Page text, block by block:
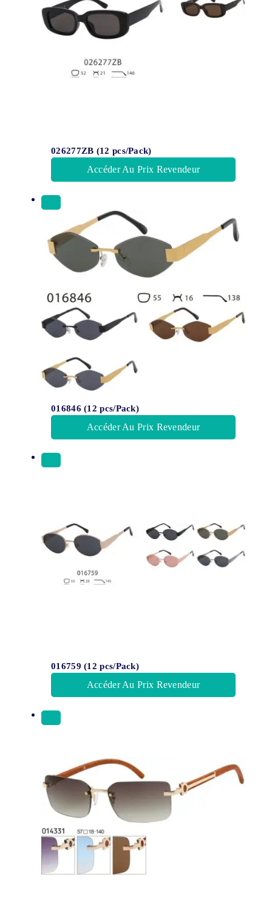
026277ZB (12 pcs/Pack)
Accéder Au Prix Revendeur
016846 (12 pcs/Pack)
Accéder Au Prix Revendeur
016759 (12 pcs/Pack)
Accéder Au Prix Revendeur